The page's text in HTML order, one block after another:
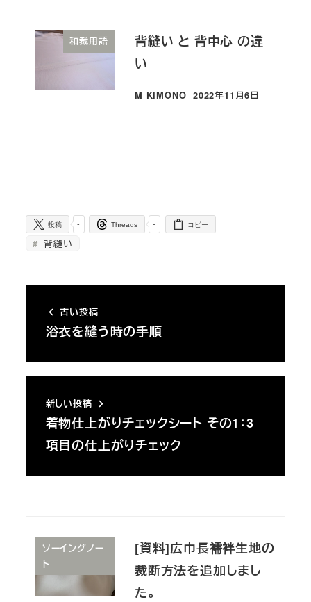
和裁用語
背縫い と 背中心 の違
い
M KIMONO
投稿日
2022年11月6日
-
投稿 -
Threads コピー
背縫い
古い投稿
浴衣を縫う時の手順
新しい投稿
着物仕上がりチェックシート その1：3
項目の仕上がりチェック
ソーイングノー
ト
[資料]広巾長襦袢生地の
裁断方法を追加しまし
た。